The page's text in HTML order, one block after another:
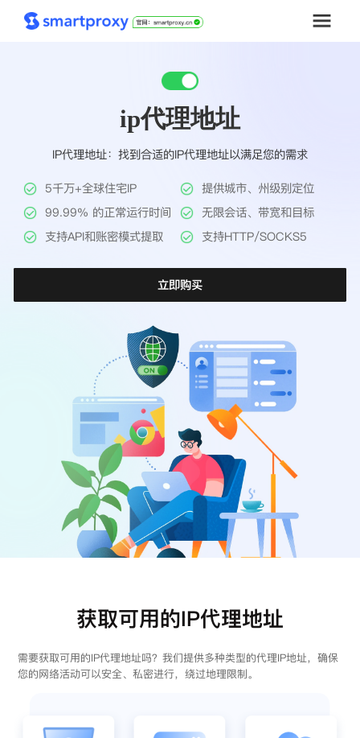
解决方案
工具
帮助中心
ip代理地址
IP代理地址：找到合适的IP代理地址以满足您的需求
5千万+全球住宅IP
提供城市、州级别定位
99.99% 的正常运行时间
无限会话、带宽和目标
支持API和账密模式提取
支持HTTP/SOCKS5
立即购买
获取可用的IP代理地址
需要获取可用的IP代理地址吗？我们提供多种类型的代理IP地址，确保
您的网络活动可以安全、私密进行，绕过地理限制。